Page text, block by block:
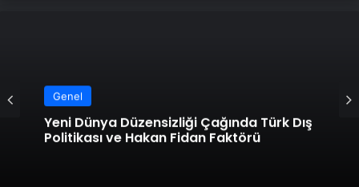
Genel
Yeni Dünya Düzensizliği Çağında Türk Dış
Politikası ve Hakan Fidan Faktörü